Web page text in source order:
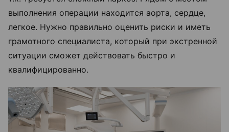
выполнения операции находится аорта, сердце,
легкое. Нужно правильно оценить риски и иметь
грамотного специалиста, который при экстренной
ситуации сможет действовать быстро и
квалифицированно.